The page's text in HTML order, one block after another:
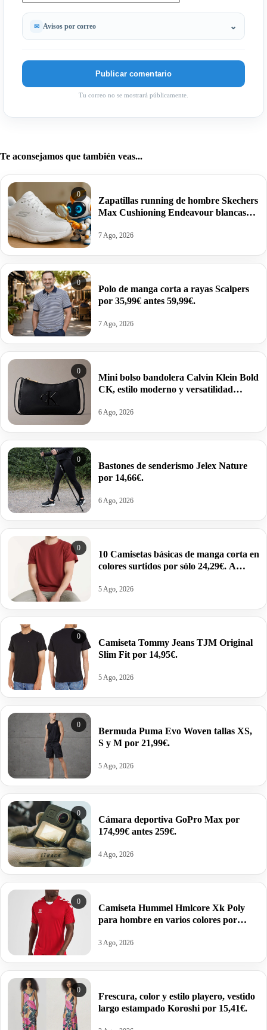
Avisos por correo
Tu correo no se mostrará públicamente.
Te aconsejamos que también veas...
0
Zapatillas running de hombre Skechers
Max Cushioning Endeavour blancas
7 Ago, 2026
0
Polo de manga corta a rayas Scalpers
por 35,99€ antes 59,99€.
7 Ago, 2026
0
Mini bolso bandolera Calvin Klein Bold
CK, estilo moderno y versatilidad
6 Ago, 2026
0
Bastones de senderismo Jelex Nature
por 14,66€.
6 Ago, 2026
0
10 Camisetas básicas de manga corta en
colores surtidos por sólo 24,29€. A
5 Ago, 2026
0
Camiseta Tommy Jeans TJM Original
Slim Fit por 14,95€.
5 Ago, 2026
0
Bermuda Puma Evo Woven tallas XS,
S y M por 21,99€.
5 Ago, 2026
0
Cámara deportiva GoPro Max por
174,99€ antes 259€.
4 Ago, 2026
0
Camiseta Hummel Hmlcore Xk Poly
para hombre en varios colores por
3 Ago, 2026
0
Frescura, color y estilo playero, vestido
largo estampado Koroshi por 15,41€.